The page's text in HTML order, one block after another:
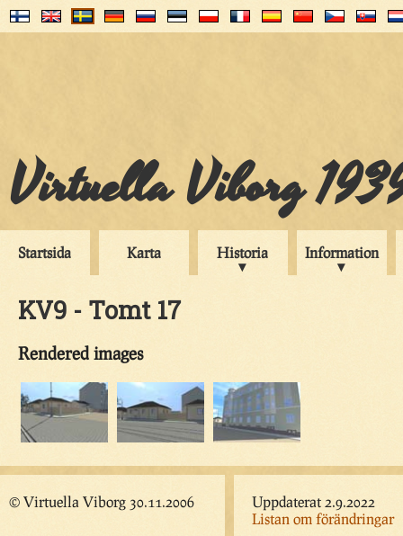
Virtuella Viborg
Startsida Karta Historia Information
KV9 - Tomt 17
Rendered images
© Virtuella Viborg 30.11.2006
Uppdaterat 2.9.2022
Listan om förändringar